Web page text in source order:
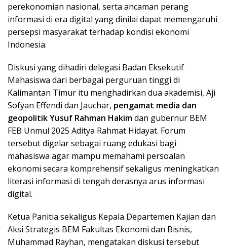
perekonomian nasional, serta ancaman perang
informasi di era digital yang dinilai dapat memengaruhi
persepsi masyarakat terhadap kondisi ekonomi
Indonesia.
Diskusi yang dihadiri delegasi Badan Eksekutif
Mahasiswa dari berbagai perguruan tinggi di
Kalimantan Timur itu menghadirkan dua akademisi, Aji
Sofyan Effendi dan Jauchar, pengamat media dan
geopolitik Yusuf Rahman Hakimdan gubernur BEM
FEB Unmul 2025 Aditya Rahmat Hidayat. Forum
tersebut digelar sebagai ruang edukasi bagi
mahasiswa agar mampu memahami persoalan
ekonomi secara komprehensif sekaligus meningkatkan
literasi informasi di tengah derasnya arus informasi
digital.
Ketua Panitia sekaligus Kepala Departemen Kajian dan
Aksi Strategis BEM Fakultas Ekonomi dan Bisnis,
Muhammad Rayhan, mengatakan diskusi tersebut